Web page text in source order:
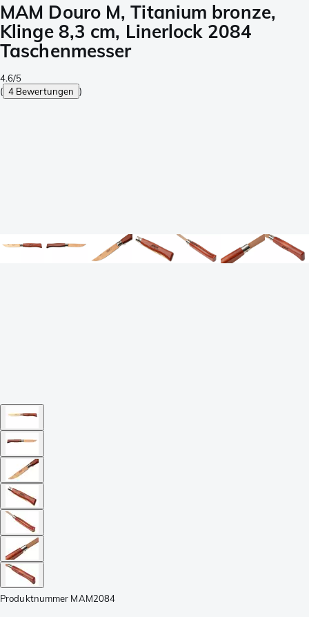
MAM Douro M, Titanium bronze,
Klinge 8,3 cm, Linerlock 2084
Taschenmesser
4.6/5
( 4 Bewertungen )
Produktnummer MAM2084